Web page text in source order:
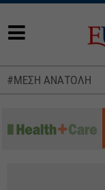
#ΜΕΣΗ ΑΝΑΤΟΛΗ